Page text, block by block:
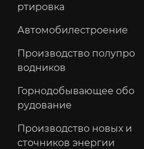
ртировка
Автомобилестроение
Производство полупро
водников
Горнодобывающее обо
рудование
Производство новых и
сточников энергии